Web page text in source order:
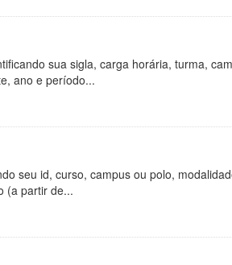
sua sigla, carga horária, turma,
ano e período...
seu id, curso, campus ou polo,
(a partir de...